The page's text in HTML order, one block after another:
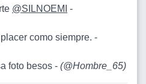
@SILNOEMI -
como siempre. -
foto besos - (@Hombre_65)